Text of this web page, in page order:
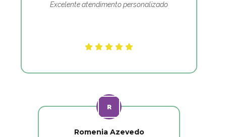
Excelente atendimento personalizado
Romenia Azevedo